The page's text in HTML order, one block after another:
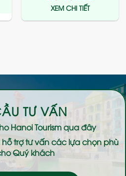
XEM CHI TIẾT
TƯ VẤN
Hanoi Tourismqua đây
hỗ trợ tư vấn các lựa chọn phù
Quý khách